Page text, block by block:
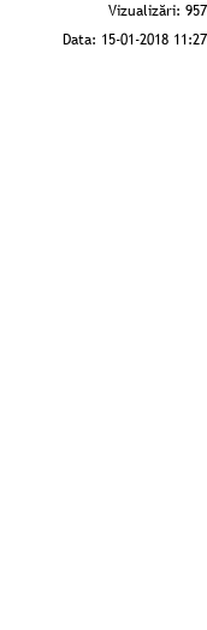
Vizualizări: 957
Data: 15-01-2018 11:27